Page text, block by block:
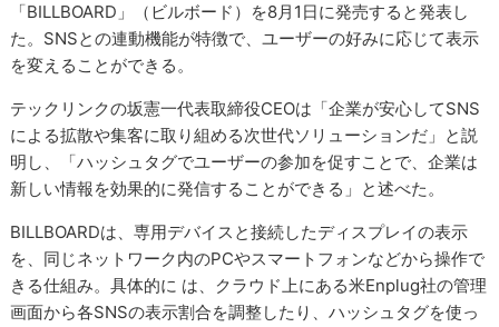
「BILLBOARD」（ビルボード）を8月1日に発売すると発表し
た。SNSとの連動機能が特徴で、ユーザーの好みに応じて表示
を変えることができる。
テックリンクの坂憲一代表取締役CEOは「企業が安心してSNS
による拡散や集客に取り組める次世代ソリューションだ」と説
明し、「ハッシュタグでユーザーの参加を促すことで、企業は
新しい情報を効果的に発信することができる」と述べた。
BILLBOARDは、専用デバイスと接続したディスプレイの表示
を、同じネットワーク内のPCやスマートフォンなどから操作で
きる仕組み。具体的に は、クラウド上にある米Enplug社の管理
画面から各SNSの表示割合を調整したり、ハッシュタグを使っ